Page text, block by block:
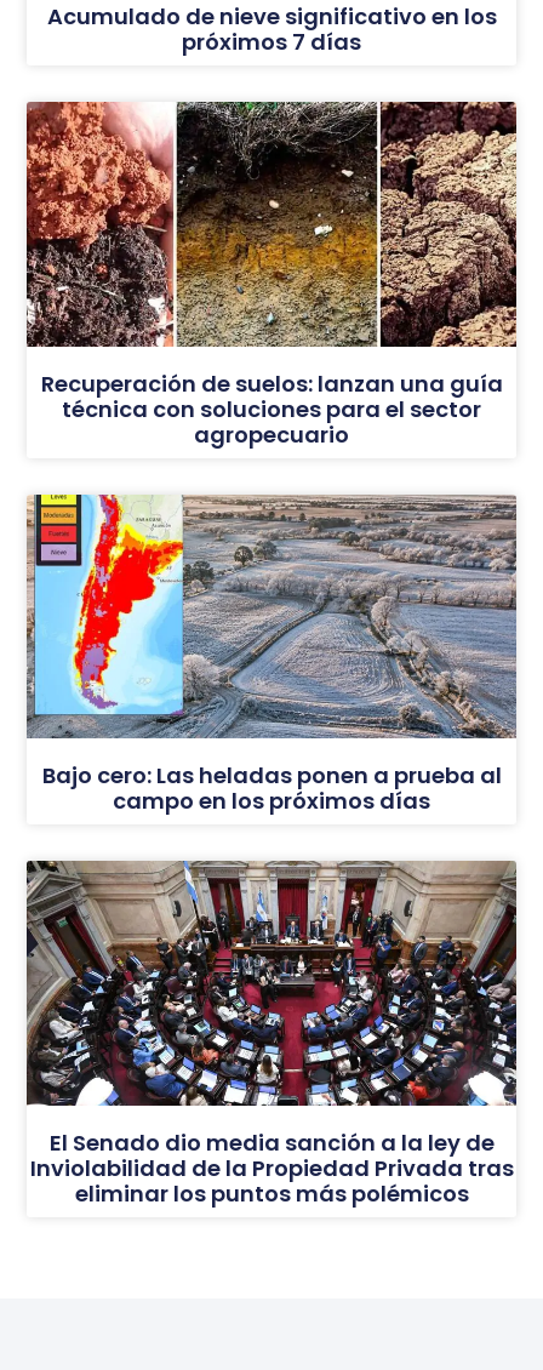
Acumulado de nieve significativo en los
próximos 7 días
Recuperación de suelos: lanzan una guía
técnica con soluciones para el sector
agropecuario
Bajo cero: Las heladas ponen a prueba al
campo en los próximos días
El Senado dio media sanción a la ley de
Inviolabilidad de la Propiedad Privada tras
eliminar los puntos más polémicos